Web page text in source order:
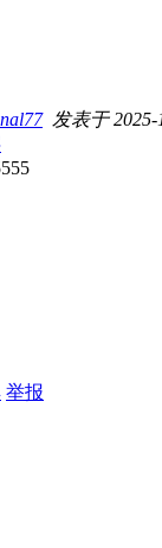
发表于 2025-
举报